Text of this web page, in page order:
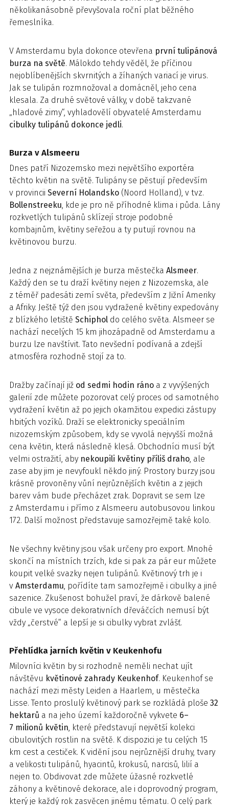
několikanásobně převyšovala roční plat běžného
řemeslníka.
V Amsterdamu byla dokonce otevřena první tulipánová
burza na světě. Málokdo tehdy věděl, že příčinou
nejoblíbenějších skvrnitých a žíhaných variací je virus.
Jak se tulipán rozmnožoval a domácněl, jeho cena
klesala. Za druhé světové války, v době takzvané
„hladové zimy“, vyhladovělí obyvatelé Amsterdamu
cibulky tulipánů dokonce jedli.
Burza v Alsmeeru
Dnes patří Nizozemsko mezi největšího exportéra
těchto květin na světě. Tulipány se pěstují především
v provincii Severní Holandsko (Noord Holland), v tvz.
Bollenstreeku, kde je pro ně příhodné klima i půda. Lány
rozkvetlých tulipánů sklízejí stroje podobné
kombajnům, květiny seřežou a ty putují rovnou na
květinovou burzu.
Jedna z nejznámějších je burza městečka Alsmeer.
Každý den se tu draží květiny nejen z Nizozemska, ale
z téměř padesáti zemí světa, především z Jižní Ameriky
a Afriky. Ještě týž den jsou vydražené květiny expedovány
z blízkého letiště Schiphol do celého světa. Alsmeer se
nachází necelých 15 km jihozápadně od Amsterdamu a
burzu lze navštívit. Tato nevšední podívaná a zdejší
atmosféra rozhodně stojí za to.
Dražby začínají již od sedmi hodin ráno a z vyvýšených
galerií zde můžete pozorovat celý proces od samotného
vydražení květin až po jejich okamžitou expedici zástupy
hbitých vozíků. Draží se elektronicky speciálním
nizozemským způsobem, kdy se vyvolá nejvyšší možná
cena květin, která následně klesá. Obchodníci musí být
velmi ostražití, aby nekoupili květiny příliš draho, ale
zase aby jim je nevyfoukl někdo jiný. Prostory burzy jsou
krásně provoněny vůní nejrůznějších květin a z jejich
barev vám bude přecházet zrak. Dopravit se sem lze
z Amsterdamu i přímo z Alsmeeru autobusovou linkou
172. Další možnost představuje samozřejmě také kolo.
Ne všechny květiny jsou však určeny pro export. Mnohé
skončí na místních trzích, kde si pak za pár eur můžete
koupit velké svazky nejen tulipánů. Květinový trh je i
v Amsterdamu, pořídíte tam samozřejmě i cibulky a jiné
sazenice. Zkušenost bohužel praví, že dárkově balené
cibule ve vysoce dekorativních dřeváčcích nemusí být
vždy „čerstvé“ a lepší je si cibulky vybrat zvlášť.
Přehlídka jarních květin v Keukenhofu
Milovníci květin by si rozhodně neměli nechat ujít
návštěvu květinové zahrady Keukenhof. Keukenhof se
nachází mezi městy Leiden a Haarlem, u městečka
Lisse. Tento proslulý květinový park se rozkládá ploše 32
hektarů a na jeho území každoročně vykvete 6–
7 milionů květin, které představují největší kolekci
cibulovitých rostlin na světě. K dispozici je tu celých 15
km cest a cestiček. K vidění jsou nejrůznější druhy, tvary
a velikosti tulipánů, hyacintů, krokusů, narcisů, lilií a
nejen to. Obdivovat zde můžete úžasné rozkvetlé
záhony a květinové dekorace, ale i doprovodný program,
který je každý rok zasvěcen jinému tématu. O celý park